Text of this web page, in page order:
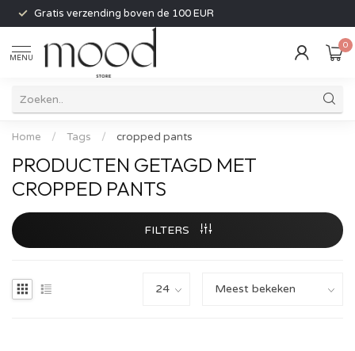
Gratis verzending boven de 100 EUR
MENU
0
Home / Tags / cropped pants
PRODUCTEN GETAGD MET
CROPPED PANTS
FILTERS